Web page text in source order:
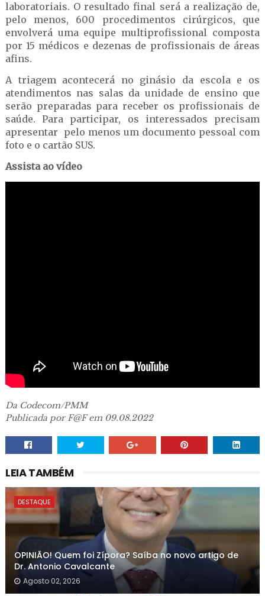
laboratoriais. O resultado final será a realização de,
pelo menos, 600 procedimentos cirúrgicos, que
envolverá uma equipe multiprofissional composta
por 15 médicos e dezenas de profissionais de áreas
afins.
A triagem acontecerá no ginásio da escola e os
atendimentos nas salas da unidade de ensino que
serão preparadas para receber os profissionais de
saúde. Para participar, os interessados precisam
apresentar pelo menos um documento pessoal com
foto e o cartão SUS.
Assista ao vídeo
Da Codecom/PMM
Publicada por F@F em 09.08.2022
LEIA TAMBÉM
DESTAQUE
OPINIÃO! Quem foi Zípora? Saíba no novo artigo de
Dr. Antonio Cavalcante
Agosto 02, 2026